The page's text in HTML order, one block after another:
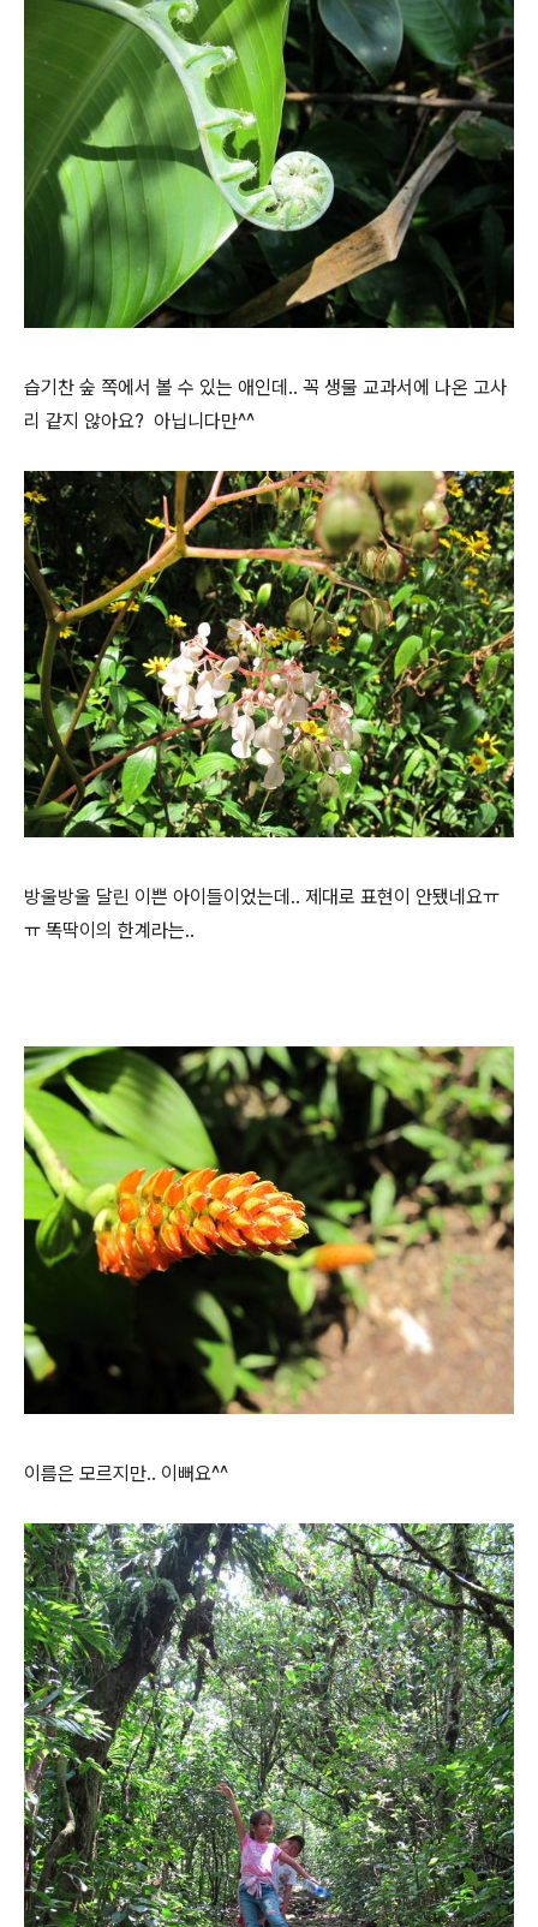
습기찬 숲 쪽에서 볼 수 있는 애인데.. 꼭 생물 교과서에 나온 고사
리 같지 않아요? 아닙니다만^^
방울방울 달린 이쁜 아이들이었는데.. 제대로 표현이 안됐네요ㅠ
ㅠ 똑딱이의 한계라는..
이름은 모르지만.. 이뻐요^^